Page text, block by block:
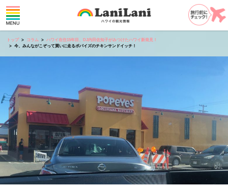
トップ コラム
ハワイ在住15年目、DJ内田佐知子がみつけたハワイ新発見！
今、みんながこぞって買いに走るポパイズのチキンサンドイッチ！